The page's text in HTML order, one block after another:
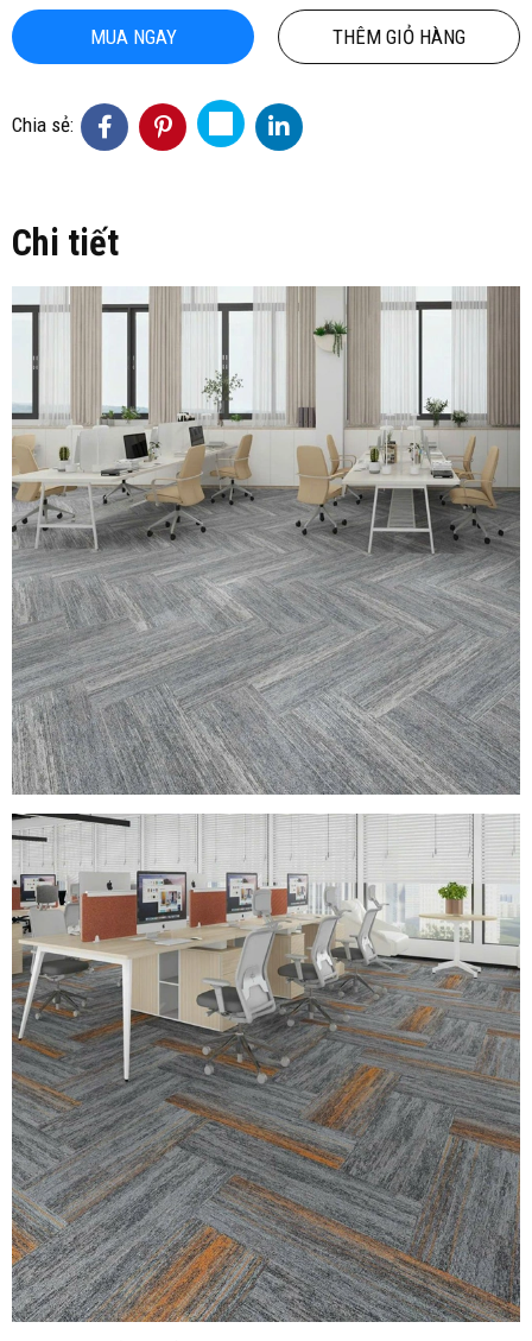
MUA NGAY THÊM GIỎ HÀNG
Chia sẻ:
Chi tiết